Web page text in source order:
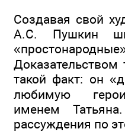
Создавая свой
А.С. Пушкин
такой факт: он
любимую
именем
рассуждения по